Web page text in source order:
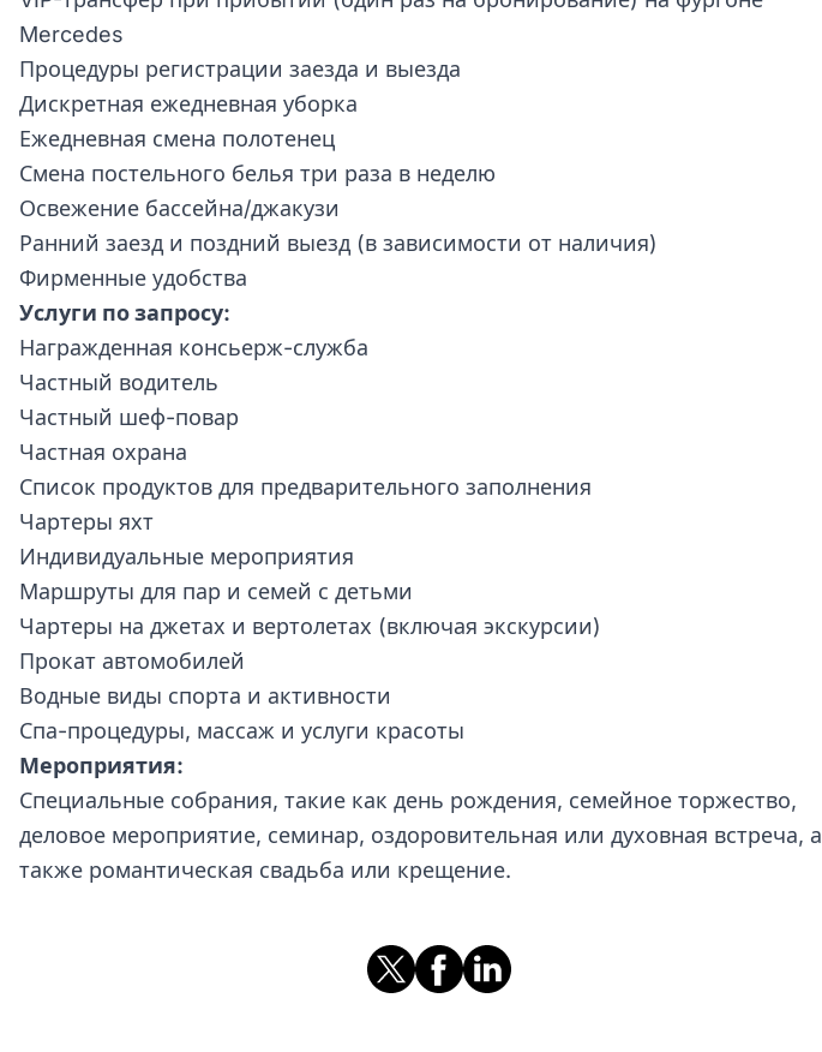
Mercedes
Процедуры регистрации заезда и выезда
Дискретная ежедневная уборка
Ежедневная смена полотенец
Смена постельного белья три раза в неделю
Освежение бассейна/джакузи
Ранний заезд и поздний выезд (в зависимости от наличия)
Фирменные удобства
Услуги по запросу:
Награжденная консьерж-служба
Частный водитель
Частный шеф-повар
Частная охрана
Список продуктов для предварительного заполнения
Чартеры яхт
Индивидуальные мероприятия
Маршруты для пар и семей с детьми
Чартеры на джетах и вертолетах (включая экскурсии)
Прокат автомобилей
Водные виды спорта и активности
Спа-процедуры, массаж и услуги красоты
Мероприятия:
Специальные собрания, такие как день рождения, семейное торжество,
деловое мероприятие, семинар, оздоровительная или духовная встреча, а
также романтическая свадьба или крещение.